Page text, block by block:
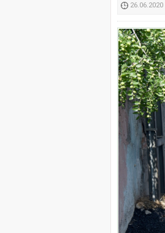
26.06.2020